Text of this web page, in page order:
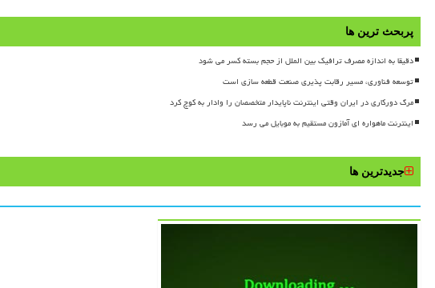
پربحث ترین ها
دقیقا به اندازه مصرف ترافیک بین الملل از حجم بسته کسر می شود
توسعه فناوری، مسیر رقابت پذیری صنعت قطعه سازی است
مرگ دورکاری در ایران وقتی اینترنت ناپایدار متخصصان را وادار به کوچ کرد
اینترنت ماهواره ای آمازون مستقیم به موبایل می رسد
جدیدترین ها